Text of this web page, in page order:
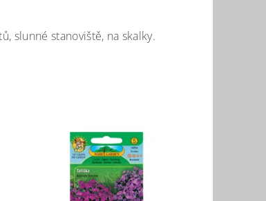
slunné stanoviště, na skalky.